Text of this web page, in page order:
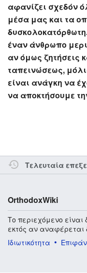
αφανίζει σχεδόν
μέσα μας και τα
έναν άνθρωπο
αν όμως ζητήσεις
ταπεινώσεως,
είναι ανάγκη να
να αποκτήσουμε
Τελευταία
OrthodoxWiki
Το περιεχόμενο είναι
εκτός αν αναφέρεται
Ιδιωτικότητα